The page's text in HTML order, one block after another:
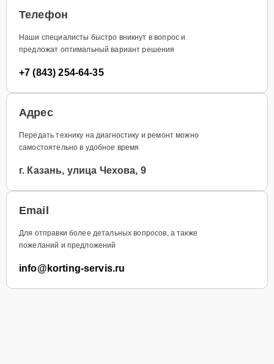
Телефон
Наши специалисты быстро вникнут в вопрос и
предложат оптимальный вариант решения
+7 (843) 254-64-35
Адрес
Передать технику на диагностику и ремонт можно
самостоятельно в удобное время
г. Казань, улица Чехова, 9
Email
Для отправки более детальных вопросов, а также
пожеланий и предложений
info@korting-servis.ru